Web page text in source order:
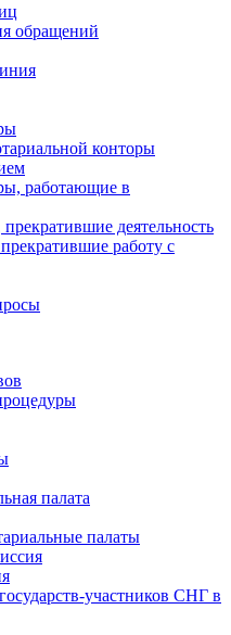
обращений
конторы
работающие в
деятельность
работу с
палата
палаты
участников СНГ в